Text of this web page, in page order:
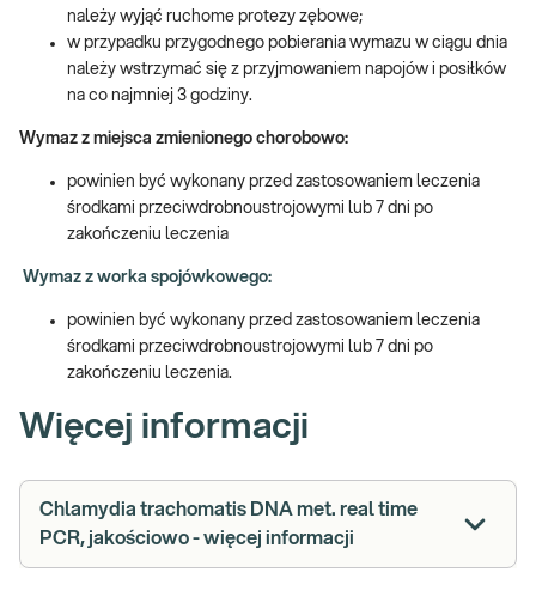
należy wyjąć ruchome protezy zębowe;
w przypadku przygodnego pobierania wymazu w ciągu dnia
należy wstrzymać się z przyjmowaniem napojów i posiłków
na co najmniej 3 godziny.
Wymaz z miejsca zmienionego chorobowo:
powinien być wykonany przed zastosowaniem leczenia
środkami przeciwdrobnoustrojowymi lub 7 dni po
zakończeniu leczenia
Wymaz z worka spojówkowego:
powinien być wykonany przed zastosowaniem leczenia
środkami przeciwdrobnoustrojowymi lub 7 dni po
zakończeniu leczenia.
Więcej informacji
Chlamydia trachomatis DNA met. real time
PCR, jakościowo - więcej informacji